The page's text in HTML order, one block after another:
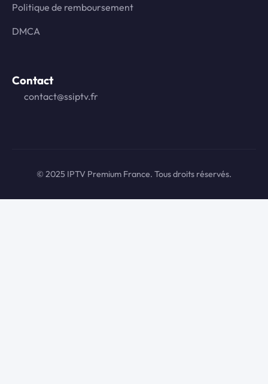
Politique de remboursement
DMCA
Contact
contact@ssiptv.fr
© 2025 IPTV Premium France. Tous droits réservés.